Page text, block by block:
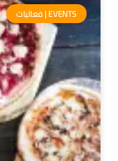
EVENTS | فعاليات